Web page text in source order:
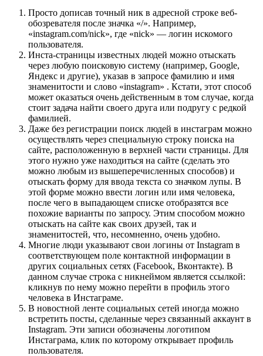
Просто дописав точный ник в адресной строке веб-
обозревателя после значка «/». Например,
«instagram.com/nick», где «nick» — логин искомого
пользователя.
Инста-страницы известных людей можно отыскать
через любую поисковую систему (например, Google,
Яндекс и другие), указав в запросе фамилию и имя
знаменитости и слово «instagram» . Кстати, этот способ
может оказаться очень действенным в том случае, когда
стоит задача найти своего друга или подругу с редкой
фамилией.
Даже без регистрации поиск людей в инстаграм можно
осуществлять через специальную строку поиска на
сайте, расположенную в верхней части страницы. Для
этого нужно уже находиться на сайте (сделать это
можно любым из вышеперечисленных способов) и
отыскать форму для ввода текста со значком лупы. В
этой форме можно ввести логин или имя человека,
после чего в выпадающем списке отобразятся все
похожие варианты по запросу. Этим способом можно
отыскать на сайте как своих друзей, так и
знаменитостей, что, несомненно, очень удобно.
Многие люди указывают свои логины от Instagram в
соответствующем поле контактной информации в
других социальных сетях (Facebook, Вконтакте). В
данном случае строка с никнеймом является ссылкой:
кликнув по нему можно перейти в профиль этого
человека в Инстаграме.
В новостной ленте социальных сетей иногда можно
встретить посты, сделанные через связанный аккаунт в
Instagram. Эти записи обозначены логотипом
Инстаграма, клик по которому открывает профиль
пользователя.